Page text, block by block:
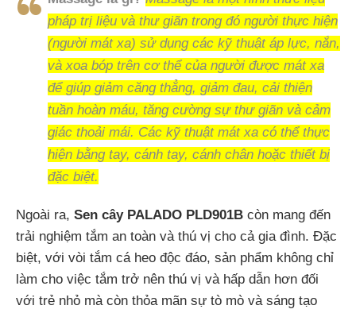
pháp trị liệu và thư giãn trong đó người thực hiện
(người mát xa) sử dụng các kỹ thuật áp lực, nắn,
và xoa bóp trên cơ thể của người được mát xa
để giúp giảm căng thẳng, giảm đau, cải thiện
tuần hoàn máu, tăng cường sự thư giãn và cảm
giác thoải mái. Các kỹ thuật mát xa có thể thực
hiện bằng tay, cánh tay, cánh chân hoặc thiết bị
đặc biệt.
Ngoài ra, Sen cây PALADO PLD901B còn mang đến
trải nghiệm tắm an toàn và thú vị cho cả gia đình. Đặc
biệt, với vòi tắm cá heo độc đáo, sản phẩm không chỉ
làm cho việc tắm trở nên thú vị và hấp dẫn hơn đối
với trẻ nhỏ mà còn thỏa mãn sự tò mò và sáng tạo